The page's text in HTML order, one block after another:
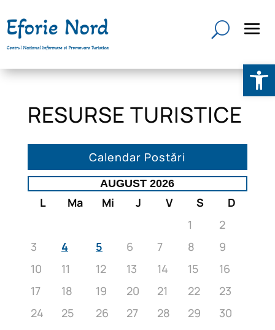
RESURSE TURISTICE
Calendar Postări
AUGUST 2026
L Ma Mi J V S
D
1
2
3
4 5 6 7 8
9
10
11 12 13 14 15
16
17
18 19 20 21 22
23
24
25 26 27 28 29
30